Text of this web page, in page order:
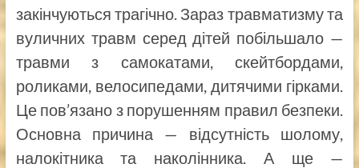
закінчуються трагічно. Зараз травматизму та
вуличних травм серед дітей побільшало —
травми з самокатами, скейтбордами,
роликами, велосипедами, дитячими гірками.
Це пов’язано з порушенням правил безпеки.
Основна причина — відсутність шолому,
налокітника та наколінника. А ще —